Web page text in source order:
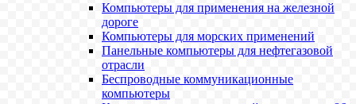
Компьютеры для применения на железной
дороге
Компьютеры для морских применений
Панельные компьютеры для нефтегазовой
отрасли
Беспроводные коммуникационные
компьютеры